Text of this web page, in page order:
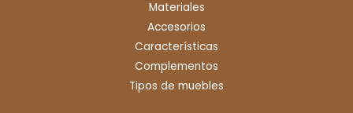
Materiales
Accesorios
Características
Complementos
Tipos de muebles